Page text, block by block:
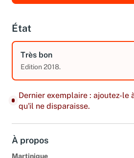
État
Très bon
Dernier exemplaire : ajoutez-le
qu'il ne disparaisse.
À propos